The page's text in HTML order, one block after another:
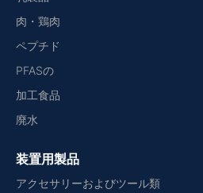
肉・鶏肉
ペプチド
PFASの
加工食品
廃水
装置用製品
アクセサリーおよびツール類